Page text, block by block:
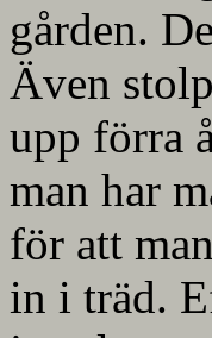
gården.
Även
upp förra
man har
för att
in i träd.